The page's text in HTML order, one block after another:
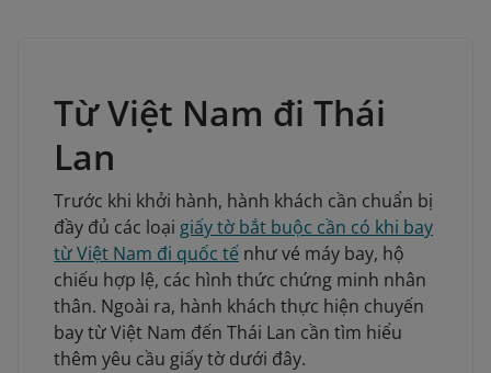
Từ Việt Nam đi Thái
Lan
Trước khi khởi hành, hành khách cần chuẩn bị
đầy đủ các loại giấy tờ bắt buộc cần có khi bay
từ Việt Nam đi quốc tế như vé máy bay, hộ
chiếu hợp lệ, các hình thức chứng minh nhân
thân. Ngoài ra, hành khách thực hiện chuyến
bay từ Việt Nam đến Thái Lan cần tìm hiểu
thêm yêu cầu giấy tờ dưới đây.